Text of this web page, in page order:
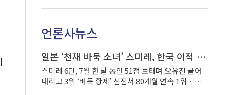
일궈냈다.
권 팀의 순위가 모두 확정됐다. 8월
주가 한국바둑중고등학교와 소소회
에 승리하며 각각 1위와 2위 자리를
지켰다. 빙상원류도시 춘천은 맥아
더장군을 2-1로 제압하고 3위로 포
언론사뉴스
일본 ‘천재 바둑 소녀’ 스미레, 한국 이적 후 첫 여자 랭킹 ‘톱3’ 진입
스미레 6단, 7월 한 달 동안 51점 보태며 오유진 끌어
내리고 3위 ‘바둑 황제’ 신진서 80개월 연속 1위…농